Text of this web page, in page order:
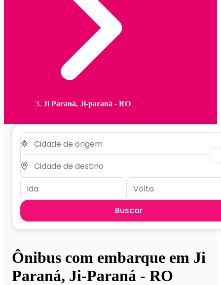
Ji Paraná, Ji-paraná - RO
Buscar
Ônibus com embarque em Ji
Paraná, Ji-Paraná - RO